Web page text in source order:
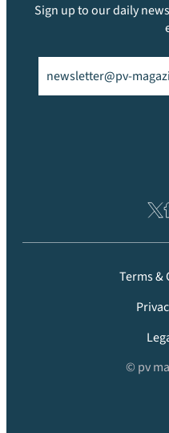
Sign up to our daily
Terms &
© pv